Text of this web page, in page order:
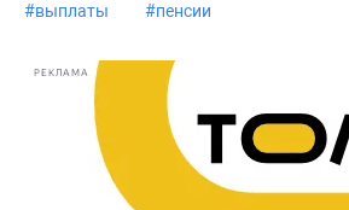
#выплаты #пенсии
РЕКЛАМА